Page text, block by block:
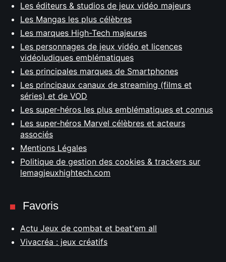
Les éditeurs & studios de jeux vidéo majeurs
Les Mangas les plus célèbres
Les marques High-Tech majeures
Les personnages de jeux vidéo et licences
vidéoludiques emblématiques
Les principales marques de Smartphones
Les principaux canaux de streaming (films et
séries) et de VOD
Les super-héros les plus emblématiques et connus
Les super-héros Marvel célèbres et acteurs
associés
Mentions Légales
Politique de gestion des cookies & trackers sur
lemagjeuxhightech.com
Favoris
Actu Jeux de combat et beat'em all
Vivacréa : jeux créatifs